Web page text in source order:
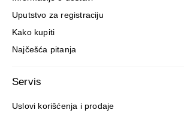
Uputstvo za registraciju
Kako kupiti
Najčešća pitanja
Servis
Uslovi korišćenja i prodaje